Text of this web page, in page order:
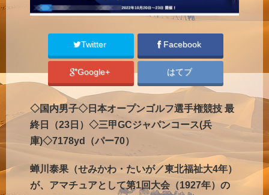
Twitter Facebook
Google+ はてブ
◇国内男子◇日本オープンゴルフ選手権競技 最
終日（23日）◇三甲GCジャパンコース(兵
庫)◇7178yd（パー70）
蝉川泰果（せみかわ・たいが／東北福祉大4年）
が、アマチュアとして第1回大会（1927年）の